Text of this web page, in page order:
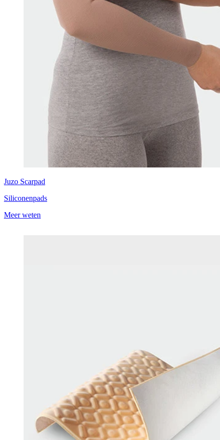
Juzo Scarpad
Siliconenpads
Meer weten